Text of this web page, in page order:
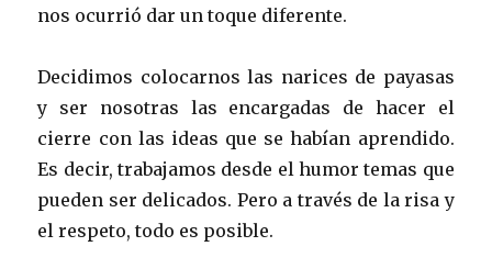
nos ocurrió dar un toque diferente.
Decidimos colocarnos las narices de payasas
y ser nosotras las encargadas de hacer el
cierre con las ideas que se habían aprendido.
Es decir, trabajamos desde el humor temas que
pueden ser delicados. Pero a través de la risa y
el respeto, todo es posible.